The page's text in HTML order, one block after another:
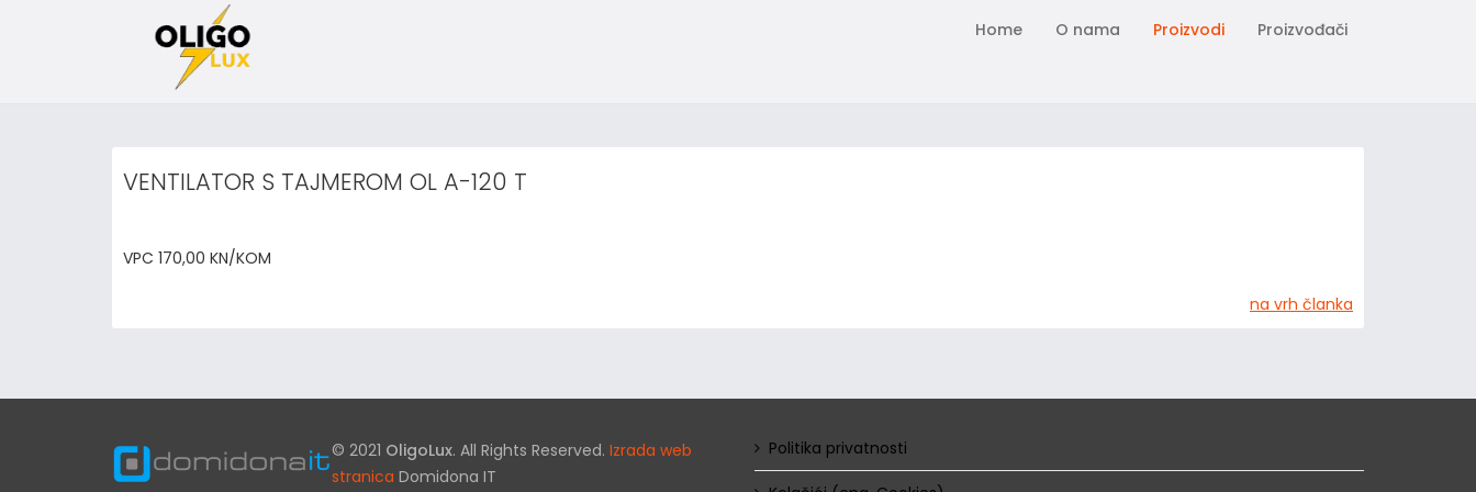
Home O nama Proizvodi Proizvođači
VENTILATOR S TAJMEROM OL A-120 T
VPC 170,00 KN/KOM
na vrh članka
© 2021 OligoLux. All Rights Reserved. Izrada web
stranica Domidona IT
Politika privatnosti